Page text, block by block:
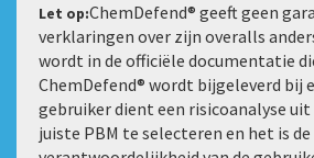
Let op:ChemDefend® geeft geen
verklaringen over zijn overalls
wordt in de officiële documentatie
ChemDefend® wordt bijgeleverd bij
gebruiker dient een risicoanalyse
juiste PBM te selecteren en het is de